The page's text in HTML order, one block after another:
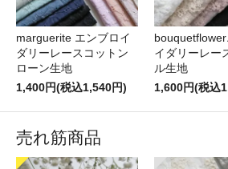
marguerite エンブロイ
ダリーレースコットン
ローン生地
1,400円(税込1,540円)
イダリーレー
ル生地
1,600円(税込
売れ筋商品